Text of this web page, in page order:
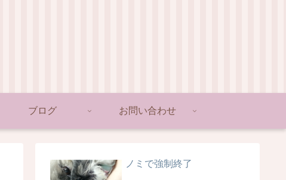
ブログ お問い合わせ
ノミで強制終了